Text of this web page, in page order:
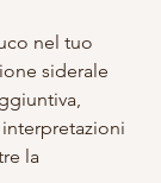
nel tuo
siderale
la